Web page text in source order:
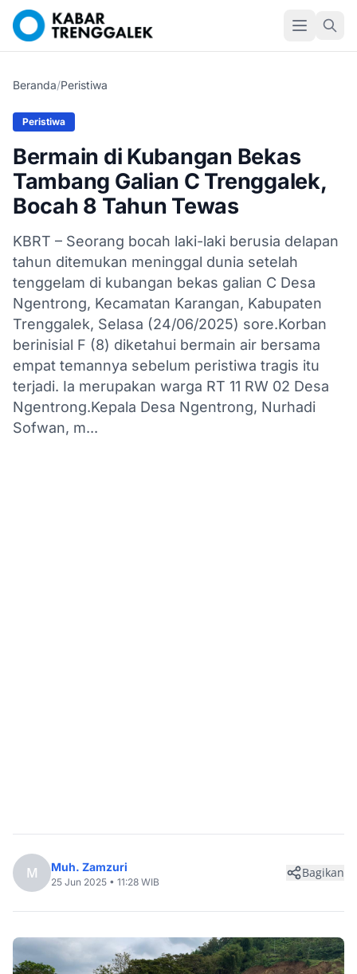
Beranda/Peristiwa
Peristiwa
Bermain di Kubangan Bekas
Tambang Galian C Trenggalek,
Bocah 8 Tahun Tewas
KBRT – Seorang bocah laki-laki berusia delapan
tahun ditemukan meninggal dunia setelah
tenggelam di kubangan bekas galian C Desa
Ngentrong, Kecamatan Karangan, Kabupaten
Trenggalek, Selasa (24/06/2025) sore.Korban
berinisial F (8) diketahui bermain air bersama
empat temannya sebelum peristiwa tragis itu
terjadi. Ia merupakan warga RT 11 RW 02 Desa
Ngentrong.Kepala Desa Ngentrong, Nurhadi
Sofwan, m...
M Muh. Zamzuri
25 Jun 2025 • 11:28 WIB
Bagikan